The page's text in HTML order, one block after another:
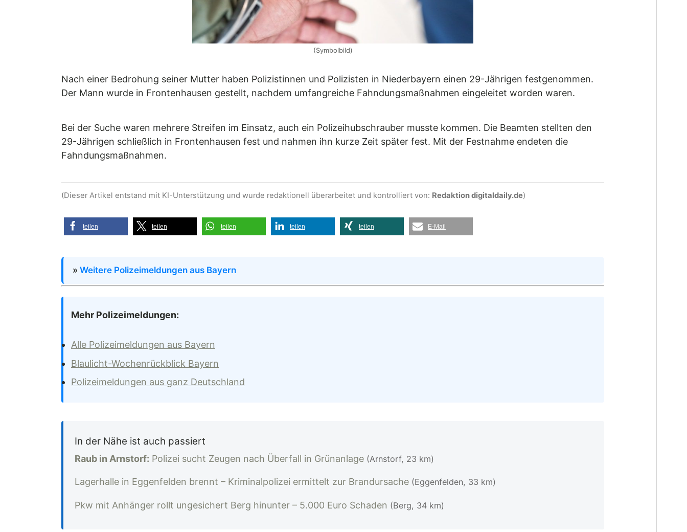
(Symbolbild)
Nach einer Bedrohung seiner Mutter haben Polizistinnen und Polizisten in Niederbayern einen 29-Jährigen festgenommen.
Der Mann wurde in Frontenhausen gestellt, nachdem umfangreiche Fahndungsmaßnahmen eingeleitet worden waren.
Bei der Suche waren mehrere Streifen im Einsatz, auch ein Polizeihubschrauber musste kommen. Die Beamten stellten den
29-Jährigen schließlich in Frontenhausen fest und nahmen ihn kurze Zeit später fest. Mit der Festnahme endeten die
Fahndungsmaßnahmen.
(Dieser Artikel entstand mit KI-Unterstützung und wurde redaktionell überarbeitet und kontrolliert von: Redaktion digitaldaily.de)
teilen teilen teilen teilen teilen E-Mail
» Weitere Polizeimeldungen aus Bayern
Mehr Polizeimeldungen:
Alle Polizeimeldungen aus Bayern
Blaulicht-Wochenrückblick Bayern
Polizeimeldungen aus ganz Deutschland
In der Nähe ist auch passiert
Raub in Arnstorf: Polizei sucht Zeugen nach Überfall in Grünanlage (Arnstorf, 23 km)
Lagerhalle in Eggenfelden brennt – Kriminalpolizei ermittelt zur Brandursache (Eggenfelden, 33 km)
Pkw mit Anhänger rollt ungesichert Berg hinunter – 5.000 Euro Schaden (Berg, 34 km)